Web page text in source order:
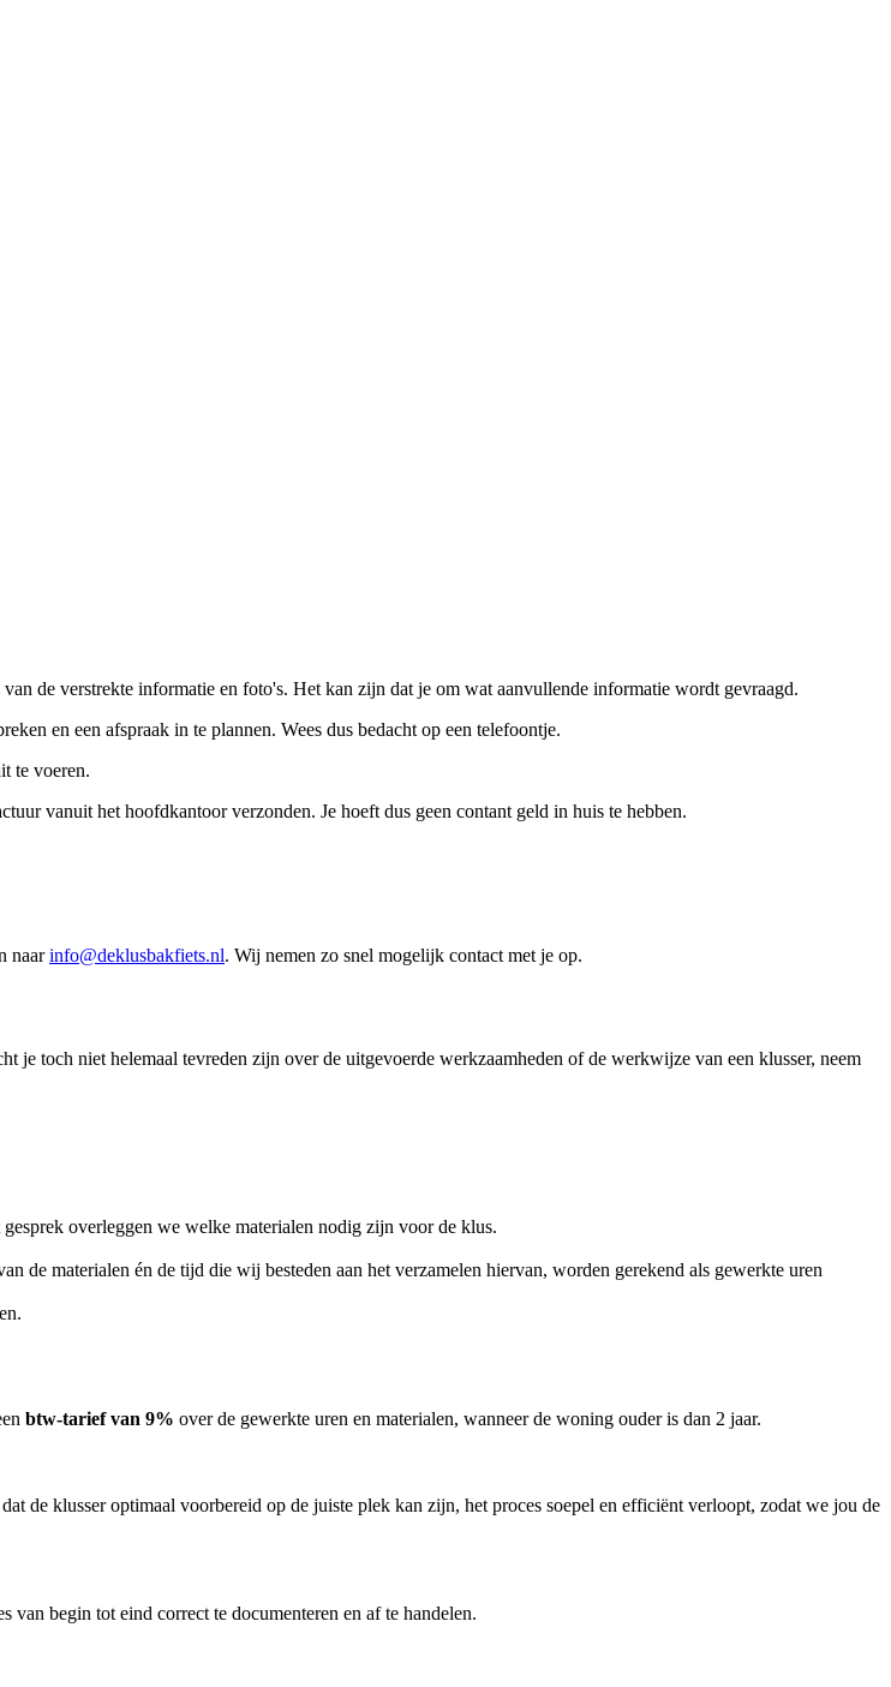
de verstrekte informatie en foto's. Het kan zijn dat je om wat aanvullende informatie wordt gevraagd.
en een afspraak in te plannen. Wees dus bedacht op een telefoontje.
te voeren.
vanuit het hoofdkantoor verzonden. Je hoeft dus geen contant geld in huis te hebben.
naarinfo@deklusbakfiets.nl. Wij nemen zo snel mogelijk contact met je op.
je toch niet helemaal tevreden zijn over de uitgevoerde werkzaamheden of de werkwijze van een klusser, neem
overleggen we welke materialen nodig zijn voor de klus.
de materialen én de tijd die wij besteden aan het verzamelen hiervan, worden gerekend als gewerkte uren
btw-tarief van 9% over de gewerkte uren en materialen, wanneer de woning ouder is dan 2 jaar.
de klusser optimaal voorbereid op de juiste plek kan zijn, het proces soepel en efficiënt verloopt, zodat we jou de
begin tot eind correct te documenteren en af te handelen.